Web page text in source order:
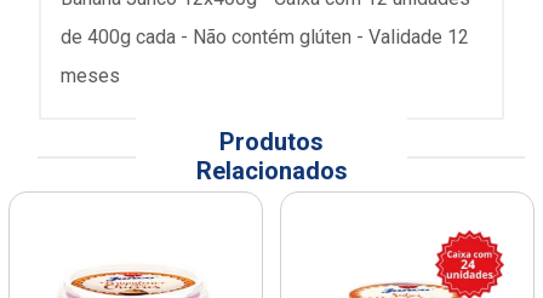
de 400g cada - Não contém glúten - Validade 12
meses
Produtos
Relacionados